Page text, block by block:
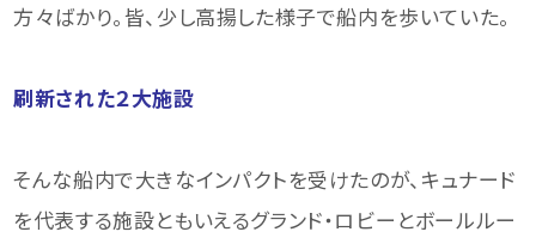
方々ばかり。皆、少し高揚した様子で船内を歩いていた。
刷新された２大施設
そんな船内で大きなインパクトを受けたのが、キュナード
を代表する施設ともいえるグランド・ロビーとボールルー